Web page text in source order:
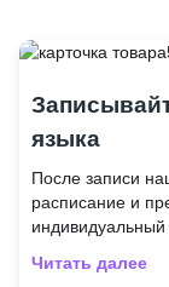
языка
После записи
расписание и
Читать далее